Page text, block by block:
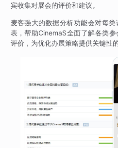
宾收集对展会的评价和建议。
麦客强大的数据分析功能会对每
表，帮助CinemaS全面了解各类
评价，为优化办展策略提供关键性